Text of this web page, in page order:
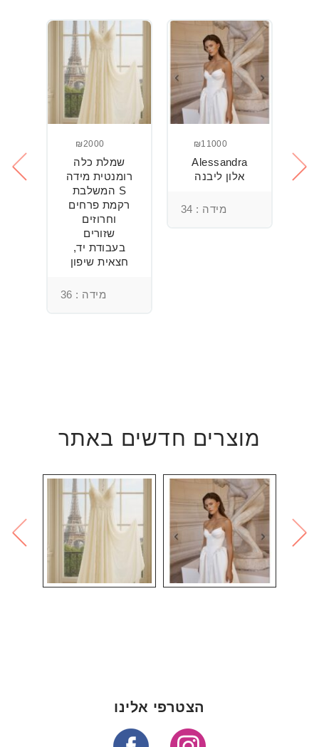
₪11000
Alessandra
אלון ליבנה
מידה : 34
₪2000
שמלת כלה
רומנטית מידה
S המשלבת
רקמת פרחים
וחרוזים
שזורים
בעבודת יד,
חצאית שיפון
מידה : 36
מוצרים חדשים באתר
הצטרפי אלינו